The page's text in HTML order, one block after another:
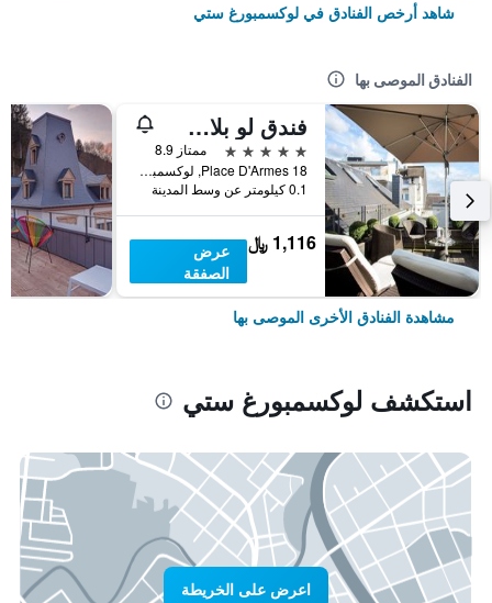
شاهد أرخص الفنادق في لوكسمبورغ ستي
الفنادق الموصى بها
فندق لو بلاس دارميس - ريلايس آند شاتو
5 نجوم
ممتاز 8.9
18 Place D'Armes, لوكسمبورغ ستي, مقاطعة لوكسمبورغ, لوكسمبورج
0.1 كيلومتر عن وسط المدينة
1,116 ﷼
عرض
الصفقة
مشاهدة الفنادق الأخرى الموصى بها
استكشف لوكسمبورغ ستي
اعرض على الخريطة